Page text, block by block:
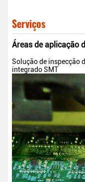
Serviços
Áreas de aplicação
Solução de inspecção
integrado SMT